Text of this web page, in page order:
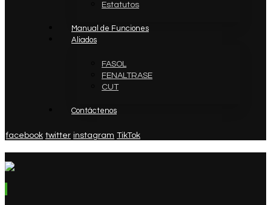
Estatutos
Manual de Funciones
Aliados
FASOL
FENALTRASE
CUT
Contáctenos
facebook twitter instagram TikTok